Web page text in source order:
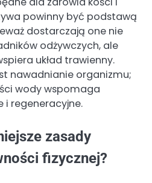
powinny być podstawą
dostarczają one nie
odżywczych, ale
układ trawienny.
nawadnianie organizmu;
wody wspomaga
i regeneracyjne.
zasady
fizycznej?